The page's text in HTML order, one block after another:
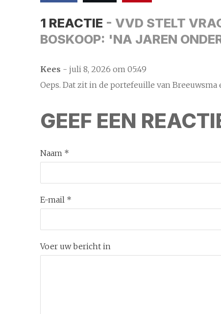
1 REACTIE - VVD STELT
BOSKOOP: 'NA JAREN
Kees - juli 8, 2026 om 05:49
Oeps. Dat zit in de portefeuille van
GEEF EEN
Naam *
E-mail *
Voer uw bericht in